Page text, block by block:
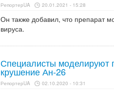
РепортерUA 20.01.2021 - 15:28
Он также добавил, что препарат
вируса.
Специалисты моделируют
крушение Ан-26
РепортерUA 02.10.2020 - 10:31